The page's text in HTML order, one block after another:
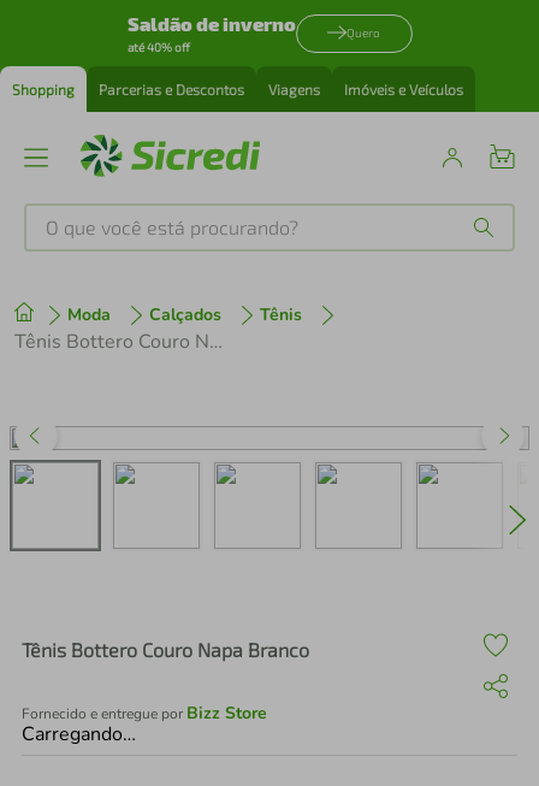
Saldão de inverno
até 40% off
Quero
Shopping Parcerias e Descontos Viagens Imóveis e Veículos
O que você está procurando?
Moda Calçados Tênis
Tênis Bottero Couro Napa Branco
Tênis Bottero Couro Napa Branco
Fornecido e entregue por Bizz Store
Carregando…
1º tenis
perfume